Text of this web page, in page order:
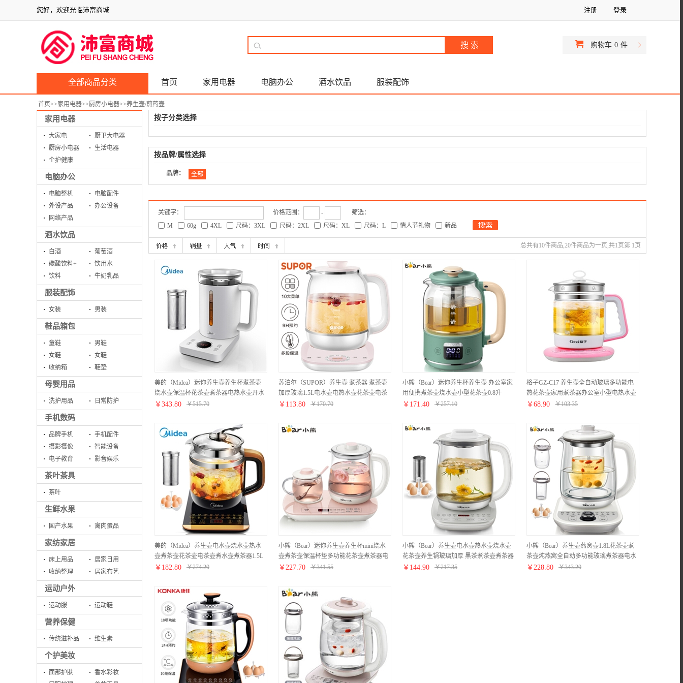
您好，欢迎光临沛富商城 注册 登录
购物车 0 件
全部商品分类 首页 家用电器 电脑办公 酒水饮品 服装配饰
首页>>家用电器>>厨房小电器>>养生壶/煎药壶
家用电器
大家电
厨卫大电器
厨房小电器
生活电器
个护健康
电脑办公
电脑整机
电脑配件
外设产品
办公设备
网络产品
酒水饮品
白酒
葡萄酒
碳酸饮料+
饮用水
饮料
牛奶乳品
服装配饰
女装 男装
鞋品箱包
童鞋
男鞋
女鞋
女鞋
收纳箱
鞋垫
母婴用品
洗护用品 日常防护
手机数码
品牌手机
手机配件
摄影摄像
智能设备
电子教育
影音娱乐
茶叶茶具
茶叶
生鲜水果
国产水果 禽肉蛋品
家纺家居
床上用品
居家日用
收纳整理
居家布艺
运动户外
运动服 运动鞋
营养保健
传统滋补品 维生素
个护美妆
面部护肤
香水彩妆
按子分类选择
按品牌/属性选择
品牌： 全部
关键字： 价格范围： -
筛选：
M
60g 4XL 尺码：3XL 尺码：2XL 尺码：XL 尺码：L 情人节礼物 新品
总共有10件商品,20件商品为一页,共1页第 1页
美的（Midea）迷你养生壶养生杯煮茶壶
烧水壶保温杯花茶壶煮茶器电热水壶开水
壶0.6升配滤网 MK-YS06P301
￥ 343.80 ￥515.70
苏泊尔（SUPOR）养生壶 煮茶器 煮茶壶
加厚玻璃1.5L电水壶电热水壶花茶壶电茶
壶SW-15YT11
￥ 113.80 ￥170.70
小熊（Bear）迷你养生杯养生壶 办公室家
用便携煮茶壶烧水壶小型花茶壶0.8升
YSH-C08T1
￥ 171.40 ￥257.10
格子GZ-C17 养生壶全自动玻璃多功能电
热花茶壶家用煮茶器办公室小型电热水壶
家用煮水壶玻璃养身茶壶 樱花粉C17
￥ 68.90 ￥103.35
美的（Midea）养生壶电水壶烧水壶热水
壶煮茶壶花茶壶电茶壶煮水壶煮茶器1.5L
内带滤网WGE1703b
￥ 182.80 ￥274.20
小熊（Bear）迷你养生壶养生杯mini烧水
壶煮茶壶保温杯垫多功能花茶壶煮茶器电
热水壶开水壶0.8升YSH-C08H2
￥ 227.70 ￥341.55
小熊（Bear）养生壶电水壶热水壶烧水壶
花茶壶养生锅玻璃加厚 黑茶煮茶壶煮茶器
1.8L电热水壶YSH-C18R6
￥ 144.90 ￥217.35
小熊（Bear）养生壶燕窝壶1.8L花茶壶煮
茶壶炖燕窝全自动多功能玻璃煮茶器电水
壶电热水壶YSH-C18K5带炖盅
￥ 228.80 ￥343.20